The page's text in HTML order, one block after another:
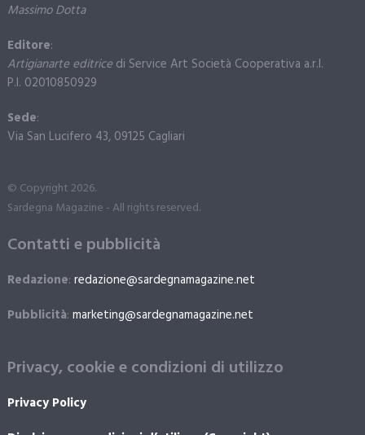
Massimo Dotta
Editore:
Artigianarte editricedi Service Art Società Cooperativa a.r.l.
P.I. 02010850929
Sede:
Via San Lucifero 43, 09125 Cagliari
© Copyright 2026.
Sardegna Magazine - All rights reserved.
Contatti e pubblicità
Redazione: redazione@sardegnamagazine.net
Pubblicità: marketing@sardegnamagazine.net
Privacy, cookie e condizioni di utilizzo
Privacy Policy